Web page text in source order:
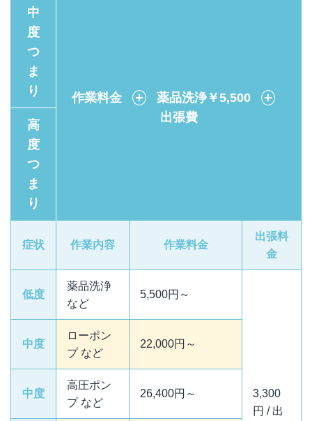
中
度
つ
ま
り
作業料金 ＋ 薬品洗浄￥5,500
＋
出張費
高
度
つ
ま
り
症状 作業内容 作業料金
出張料
金
低度
薬品洗浄
など
5,500円～
3,300
円 / 出
中度
ローポン
プ など
22,000円～
中度
高圧ポン
プ など
26,400円～